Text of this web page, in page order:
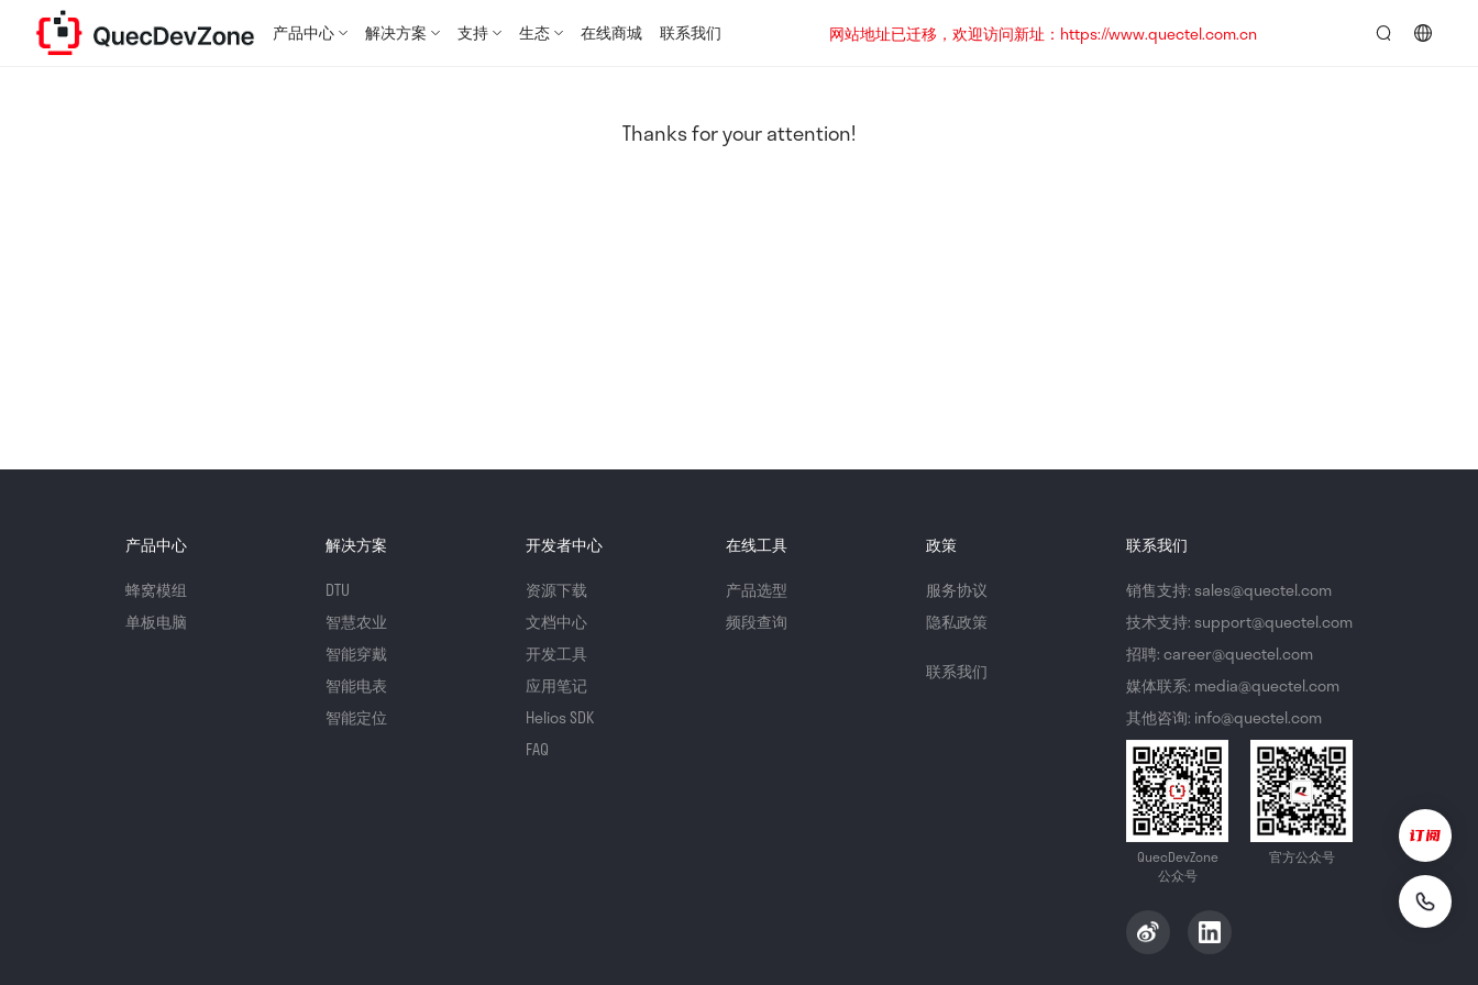
产品中心 解决方案 支持 生态 在线商城 联系我们
网站地址已迁移，欢迎访问新址：https://www.quectel.com.cn
Thanks for your attention!
产品中心
蜂窝模组
单板电脑
解决方案
DTU
智慧农业
智能穿戴
智能电表
智能定位
开发者中心
资源下载
文档中心
开发工具
应用笔记
Helios SDK
FAQ
在线工具
产品选型
频段查询
政策
服务协议
隐私政策
联系我们
联系我们
销售支持: sales@quectel.com
技术支持: support@quectel.com
招聘: career@quectel.com
媒体联系: media@quectel.com
其他咨询: info@quectel.com
QuecDevZone
公众号
官方公众号